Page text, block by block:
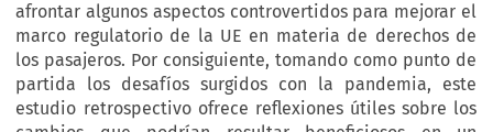
afrontar algunos aspectos controvertidos para mejorar el
marco regulatorio de la UE en materia de derechos de
los pasajeros. Por consiguiente, tomando como punto de
partida los desafíos surgidos con la pandemia, este
estudio retrospectivo ofrece reflexiones útiles sobre los